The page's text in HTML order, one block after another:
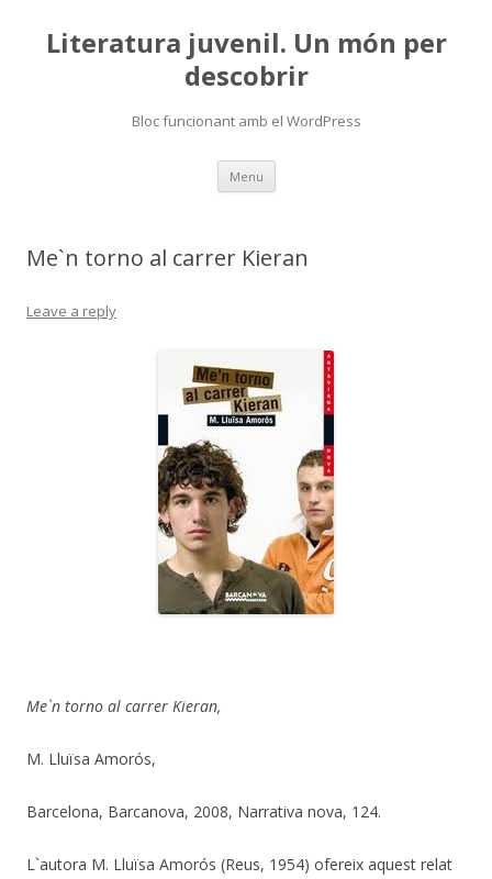
Literatura juvenil. Un món per
descobrir
Bloc funcionant amb el WordPress
Menu Skip
content
Me`n torno al carrer Kieran
Leave a reply
Me`n torno al carrer Kieran,
M. Lluïsa Amorós,
Barcelona, Barcanova, 2008, Narrativa nova, 124.
L`autora M. Lluïsa Amorós (Reus, 1954) ofereix aquest relat